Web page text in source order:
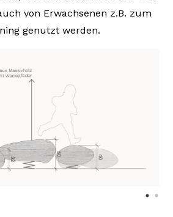
von Erwachsenen z.B. zum
genutzt werden.